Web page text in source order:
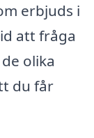
erbjuds i
att fråga
olika
du får